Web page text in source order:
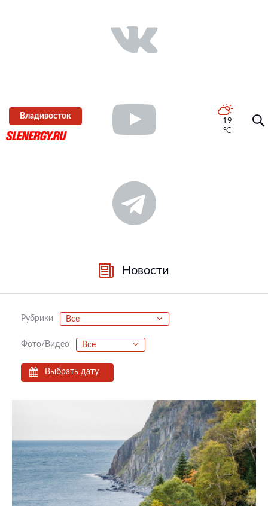
Владивосток
19
°C
Новости
Рубрики Все
Фото/Видео Все
Выбрать дату